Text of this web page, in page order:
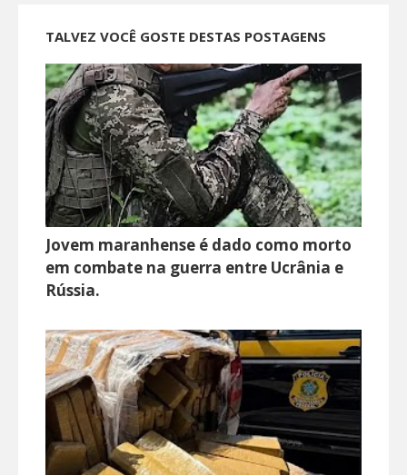
TALVEZ VOCÊ GOSTE DESTAS POSTAGENS
Jovem maranhense é dado como morto
em combate na guerra entre Ucrânia e
Rússia.